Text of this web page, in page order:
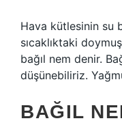
Hava kütlesinin su
sıcaklıktaki
bağıl nem denir.
düşünebiliriz.
BAĞIL